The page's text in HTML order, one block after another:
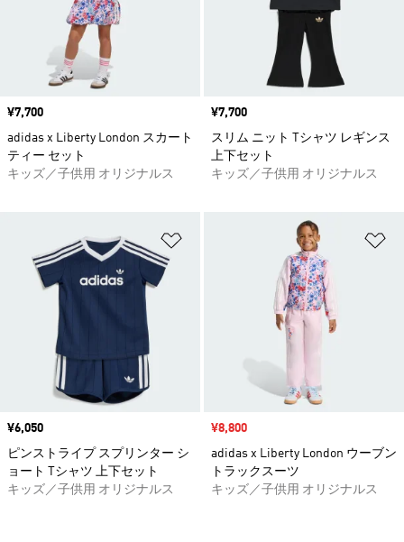
価格
¥7,700
adidas x Liberty London スカート
ティー セット
キッズ／子供用 オリジナルス
価格
¥7,700
スリム ニット Tシャツ レギンス
上下セット
キッズ／子供用 オリジナルス
ほしいものリストに追加
価格
¥6,050
ピンストライプ スプリンター シ
ョート Tシャツ 上下セット
キッズ／子供用 オリジナルス
セール価格
¥8,800
adidas x Liberty London ウーブン
トラックスーツ
キッズ／子供用 オリジナルス